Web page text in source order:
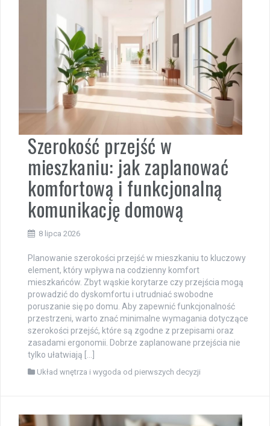
Szerokość przejść w
mieszkaniu: jak zaplanować
komfortową i funkcjonalną
komunikację domową
8 lipca 2026
Planowanie szerokości przejść w mieszkaniu to kluczowy
element, który wpływa na codzienny komfort
mieszkańców. Zbyt wąskie korytarze czy przejścia mogą
prowadzić do dyskomfortu i utrudniać swobodne
poruszanie się po domu. Aby zapewnić funkcjonalność
przestrzeni, warto znać minimalne wymagania dotyczące
szerokości przejść, które są zgodne z przepisami oraz
zasadami ergonomii. Dobrze zaplanowane przejścia nie
tylko ułatwiają […]
Układ wnętrza i wygoda od pierwszych decyzji